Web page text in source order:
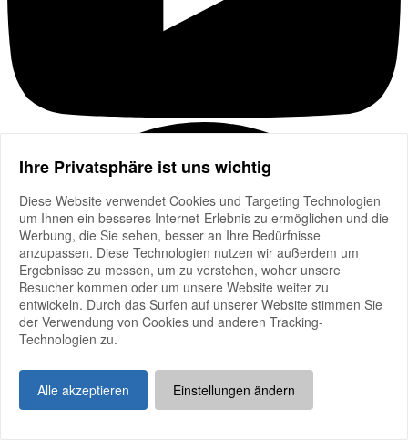
Ihre Privatsphäre ist uns wichtig
Diese Website verwendet Cookies und Targeting Technologien
um Ihnen ein besseres Internet-Erlebnis zu ermöglichen und die
Werbung, die Sie sehen, besser an Ihre Bedürfnisse
anzupassen. Diese Technologien nutzen wir außerdem um
Ergebnisse zu messen, um zu verstehen, woher unsere
Besucher kommen oder um unsere Website weiter zu
entwickeln. Durch das Surfen auf unserer Website stimmen Sie
der Verwendung von Cookies und anderen Tracking-
Technologien zu.
Alle akzeptieren Einstellungen ändern